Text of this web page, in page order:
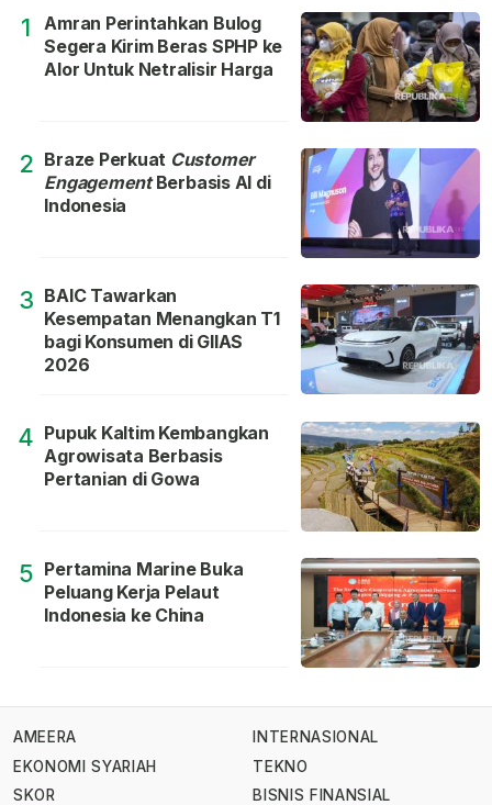
1
Amran Perintahkan Bulog
Segera Kirim Beras SPHP ke
Alor Untuk Netralisir Harga
2 Braze Perkuat Customer
EngagementBerbasis AI di
Indonesia
3 BAIC Tawarkan
Kesempatan Menangkan T1
bagi Konsumen di GIIAS
2026
4 Pupuk Kaltim Kembangkan
Agrowisata Berbasis
Pertanian di Gowa
5 Pertamina Marine Buka
Peluang Kerja Pelaut
Indonesia ke China
AMEERA
EKONOMI SYARIAH
SKOR
INTERNASIONAL
TEKNO
BISNIS FINANSIAL